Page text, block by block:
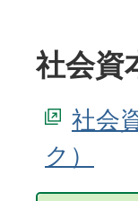
社会資
社会